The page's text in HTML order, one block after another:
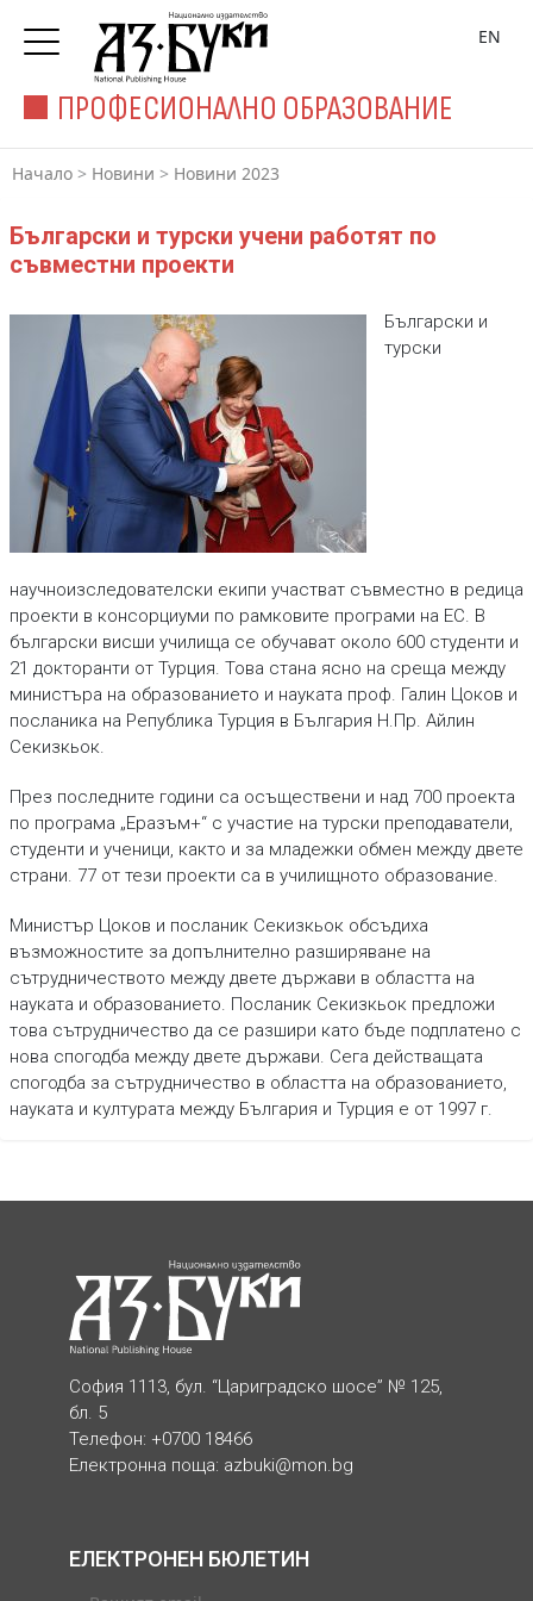
ПРОФЕСИОНАЛНО ОБРАЗОВАНИЕ
EN
Начало > Новини > Новини 2023
Български и турски учени работят по
съвместни проекти
Български и
турски
научноизследователски екипи участват съвместно в редица
проекти в консорциуми по рамковите програми на ЕС. В
български висши училища се обучават около 600 студенти и
21 докторанти от Турция. Това стана ясно на среща между
министъра на образованието и науката проф. Галин Цоков и
посланика на Република Турция в България Н.Пр. Айлин
Секизкьок.
През последните години са осъществени и над 700 проекта
по програма „Еразъм+“ с участие на турски преподаватели,
студенти и ученици, както и за младежки обмен между двете
страни. 77 от тези проекти са в училищното образование.
Министър Цоков и посланик Секизкьок обсъдиха
възможностите за допълнително разширяване на
сътрудничеството между двете държави в областта на
науката и образованието. Посланик Секизкьок предложи
това сътрудничество да се разшири като бъде подплатено с
нова спогодба между двете държави. Сега действащата
спогодба за сътрудничество в областта на образованието,
науката и културата между България и Турция е от 1997 г.
София 1113, бул. “Цариградско шосе” № 125,
бл. 5
Телефон: +0700 18466
Електронна поща: azbuki@mon.bg
ЕЛЕКТРОНЕН БЮЛЕТИН